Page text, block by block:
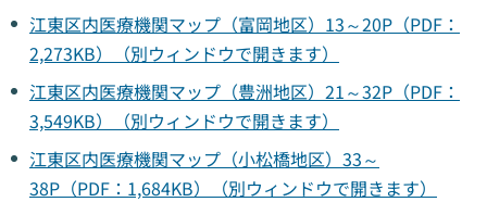
江東区内医療機関マップ（富岡地区）13～20P（PDF：
2,273KB）（別ウィンドウで開きます）
江東区内医療機関マップ（豊洲地区）21～32P（PDF：
3,549KB）（別ウィンドウで開きます）
江東区内医療機関マップ（小松橋地区）33～
38P（PDF：1,684KB）（別ウィンドウで開きます）